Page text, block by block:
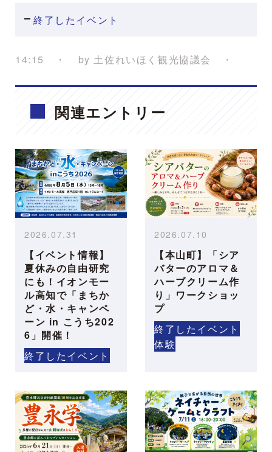
終了したイベント
by 土佐れいほく観光協議会
14:15
関連エントリー
【イベント情報】
夏休みの自由研究
にも！イオンモー
ル高知で「まちか
ど・水・キャンペ
ーン in こうち202
6」開催！
2026.07.31
終了したイベント
【本山町】「シア
バターのアロマ＆
ハーブクリーム作
り」ワークショッ
プ
2026.07.10
終了したイベント
体験